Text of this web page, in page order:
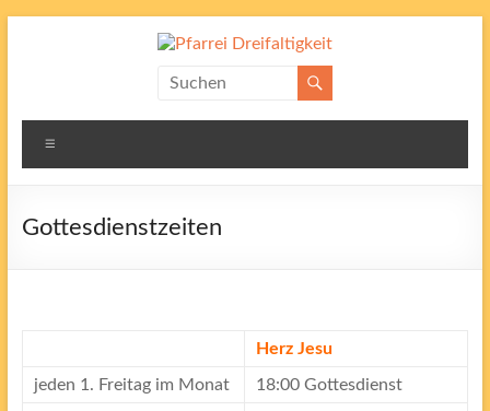
Dreifaltigkeit
Gottesdienstzeiten
Herz Jesu
jeden 1. Freitag im Monat 18:00 Gottesdienst